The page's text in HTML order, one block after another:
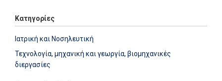
Κατηγορίες
Ιατρική και Νοσηλευτική
Τεχνολογία, μηχανική και γεωργία, βιομηχανικές
διεργασίες